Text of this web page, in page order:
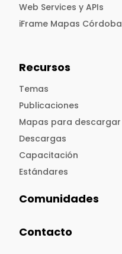
Web Services y APIs
iFrame Mapas Córdoba
Recursos
Temas
Publicaciones
Mapas para descargar
Descargas
Capacitación
Estándares
Comunidades
Contacto